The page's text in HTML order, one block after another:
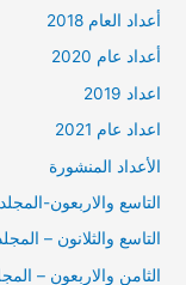
أعداد العام 2018
أعداد عام 2020
اعداد 2019
اعداد عام 2021
الأعداد المنشورة
التاسع والاربعون-
التاسع والثلانون –
الثامن والاربعون –